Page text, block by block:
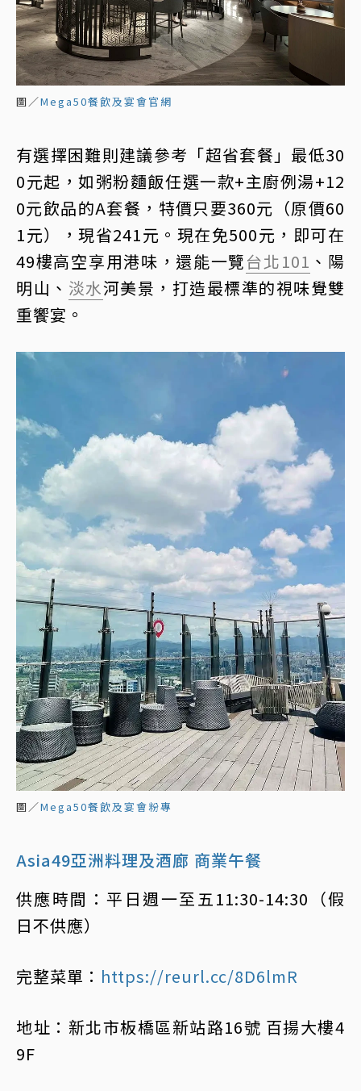
圖／Mega50餐飲及宴會官網
有選擇困難則建議參考「超省套餐」最低30
0元起，如粥粉麵飯任選一款+主廚例湯+12
0元飲品的A套餐，特價只要360元（原價60
1元），現省241元。現在免500元，即可在
49樓高空享用港味，還能一覽台北101 、陽
明山、 淡水河美景，打造最標準的視味覺雙
重饗宴。
圖／Mega50餐飲及宴會粉專
Asia49亞洲料理及酒廊 商業午餐
供應時間：平日週一至五11:30-14:30（假
日不供應）
完整菜單： https://reurl.cc/8D6lmR
地址：新北市板橋區新站路16號 百揚大樓4
9F